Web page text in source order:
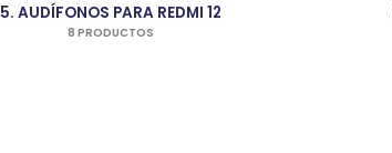
5. AUDÍFONOS PARA REDMI 12
8 PRODUCTOS